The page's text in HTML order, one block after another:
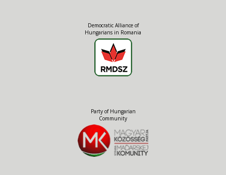
Democratic Alliance of
Hungarians in Romania
Party of Hungarian
Community